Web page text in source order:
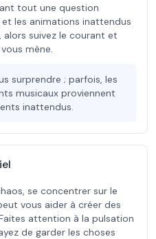
tout une question
les animations inattendus
suivez le courant et
mène.
surprendre ; parfois, les
musicaux proviennent
inattendus.
se concentrer sur le
vous aider à créer des
attention à la pulsation
de garder les choses